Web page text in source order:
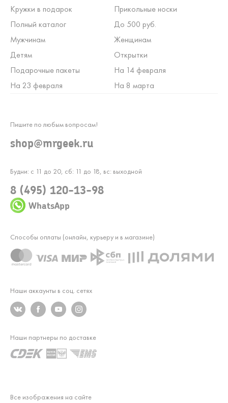
Кружки в подарок
Прикольные носки
Полный каталог
До 500 руб.
Мужчинам
Женщинам
Детям
Открытки
Подарочные пакеты
На 14 февраля
На 23 февраля
На 8 марта
Будни: с 11 до 20, сб: 11 до 18, вс: выходной
8 (495) 120-13-98
WhatsApp
Пишите по любым вопросам!
shop@mrgeek.ru
Наши аккаунты в соц. сетях
Все изображения на сайте
Способы оплаты (онлайн, курьеру и в магазине)
Наши партнеры по доставке